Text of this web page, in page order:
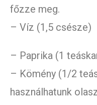
főzze meg.
– Víz (1,5 csésze)
– Paprika (1
– Kömény (1/2
használhatunk